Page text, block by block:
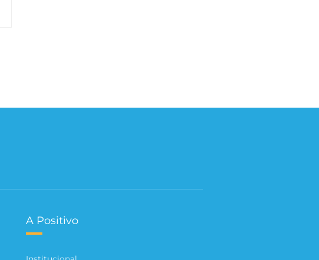
A Positivo